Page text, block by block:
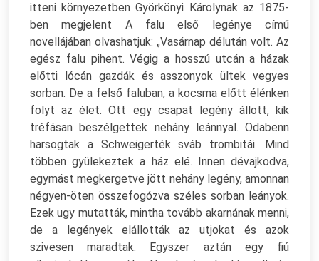
itteni környezetben Györkönyi Károlynak az 1875-
ben megjelent A falu első legénye című
novellájában olvashatjuk: „Vasárnap délután volt. Az
egész falu pihent. Végig a hosszú utcán a házak
előtti lócán gazdák és asszonyok ültek vegyes
sorban. De a felső faluban, a kocsma előtt élénken
folyt az élet. Ott egy csapat legény állott, kik
tréfásan beszélgettek nehány leánnyal. Odabenn
harsogtak a Schweigerték sváb trombitái. Mind
többen gyülekeztek a ház elé. Innen dévajkodva,
egymást megkergetve jött nehány legény, amonnan
négyen-öten összefogózva széles sorban leányok.
Ezek ugy mutatták, mintha tovább akarnának menni,
de a legények elállották az utjokat és azok
szivesen maradtak. Egyszer aztán egy fiú